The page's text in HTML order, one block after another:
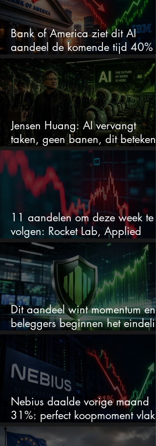
Bank of America ziet dit AI
aandeel de komende tijd 40%
stijgen na 20% daling
Jensen Huang: AI vervangt
taken, geen banen, dit betekent
het voor AI-aandelen
11 aandelen om deze week te
volgen: Rocket Lab, Applied
Materials en de zwaarste AI-test
Dit aandeel wint momentum en
beleggers beginnen het eindelijk
te zien
Nebius daalde vorige maand
31%: perfect koopmoment vlak
voor kwartaalcijfers?